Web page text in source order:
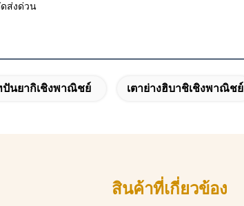
ดส่งด่วน
ปันยากิเชิงพาณิชย์ เตาย่างฮิบาชิเชิงพาณิชย์
สินค้าที่เกี่ยวข้อง